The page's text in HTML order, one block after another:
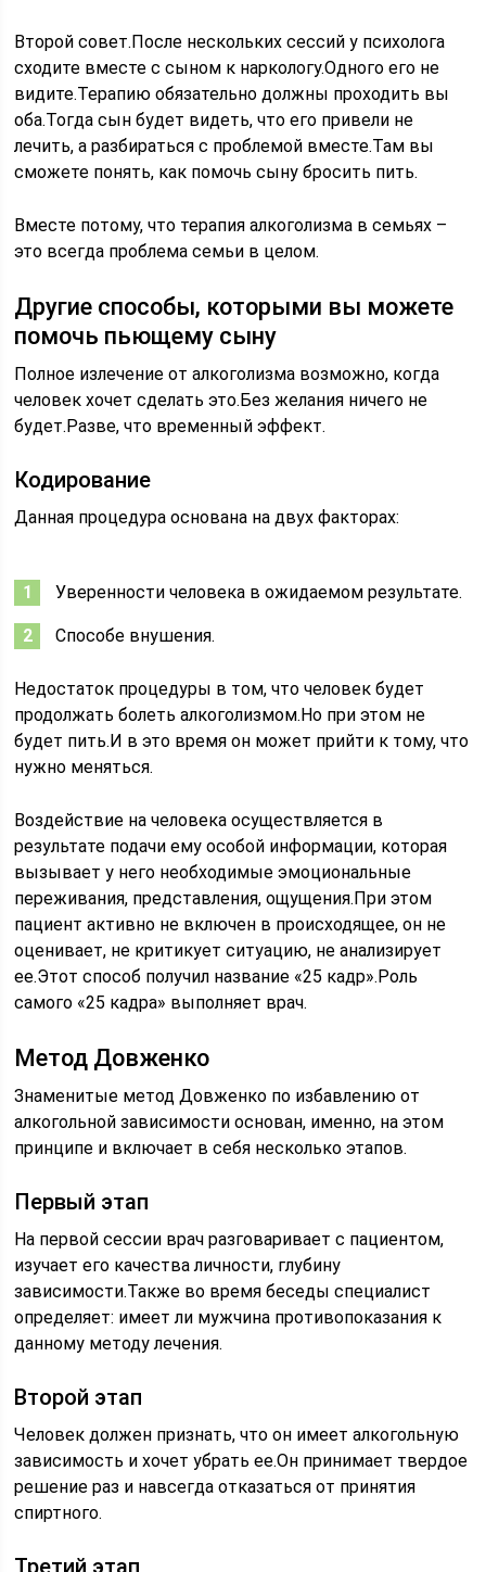
Второй совет.После нескольких сессий у психолога
сходите вместе с сыном к наркологу.Одного его не
видите.Терапию обязательно должны проходить вы
оба.Тогда сын будет видеть, что его привели не
лечить, а разбираться с проблемой вместе.Там вы
сможете понять, как помочь сыну бросить пить.
Вместе потому, что терапия алкоголизма в семьях –
это всегда проблема семьи в целом.
Другие способы, которыми вы можете
помочь пьющему сыну
Полное излечение от алкоголизма возможно, когда
человек хочет сделать это.Без желания ничего не
будет.Разве, что временный эффект.
Кодирование
Данная процедура основана на двух факторах:
Уверенности человека в ожидаемом результате.
Способе внушения.
Недостаток процедуры в том, что человек будет
продолжать болеть алкоголизмом.Но при этом не
будет пить.И в это время он может прийти к тому, что
нужно меняться.
Воздействие на человека осуществляется в
результате подачи ему особой информации, которая
вызывает у него необходимые эмоциональные
переживания, представления, ощущения.При этом
пациент активно не включен в происходящее, он не
оценивает, не критикует ситуацию, не анализирует
ее.Этот способ получил название «25 кадр».Роль
самого «25 кадра» выполняет врач.
Метод Довженко
Знаменитые метод Довженко по избавлению от
алкогольной зависимости основан, именно, на этом
принципе и включает в себя несколько этапов.
Первый этап
На первой сессии врач разговаривает с пациентом,
изучает его качества личности, глубину
зависимости.Также во время беседы специалист
определяет: имеет ли мужчина противопоказания к
данному методу лечения.
Второй этап
Человек должен признать, что он имеет алкогольную
зависимость и хочет убрать ее.Он принимает твердое
решение раз и навсегда отказаться от принятия
спиртного.
Третий этап